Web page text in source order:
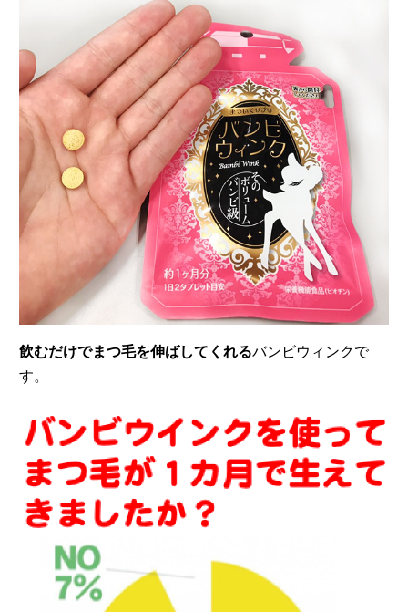
飲むだけでまつ毛を伸ばしてくれるバンビウィンクで
す。